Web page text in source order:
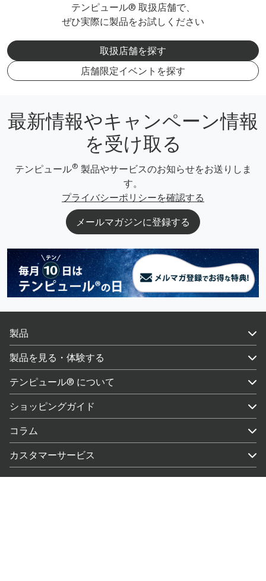
テンピュール® 取扱店舗で、
ぜひ実際に製品をお試しください
取扱店舗を探す
店舗限定イベントを探す
最新情報やキャンペーン情報
を受け取る
テンピュール® 製品やサービスのお知らせをお送りしま
す。
プライバシーポリシーを確認する
メールマガジンに登録する
製品
製品を見る・体験する
テンピュール® について
ショッピングガイド
コラム
カスタマーサービス